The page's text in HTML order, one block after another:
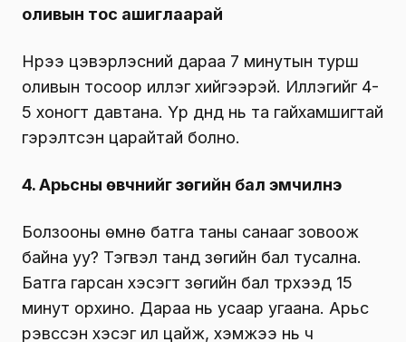
оливын тос ашиглаарай
Нүүрээ цэвэрлэсний дараа 7 минутын турш
оливын тосоор иллэг хийгээрэй. Иллэгийг 4-
5 хоногт давтана. Үр дүнд нь та гайхамшигтай
гэрэлтсэн царайтай болно.
4. Арьсны өвчнийг зөгийн бал эмчилнэ
Болзооны өмнө батга таны санааг зовоож
байна уу? Тэгвэл танд зөгийн бал тусална.
Батга гарсан хэсэгт зөгийн бал түрхээд 15
минут орхино. Дараа нь усаар угаана. Арьс
үрэвссэн хэсэг илүү цайж, хэмжээ нь ч